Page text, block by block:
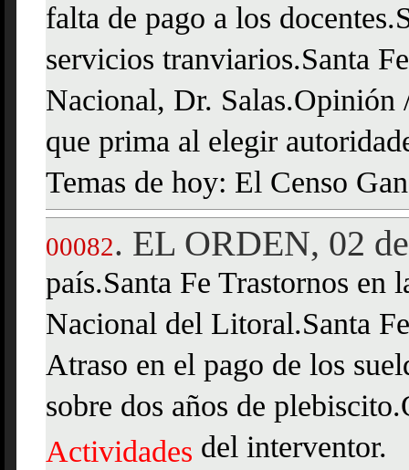
falta de pago a los
servicios tranviarios.Santa
Nacional, Dr. Salas.Opinión
que prima al elegir
Temas de hoy: El Censo
00082. EL ORDEN, 02
país.Santa Fe Trastornos
Nacional del Litoral.Santa
Atraso en el pago de los
sobre dos años de
Actividades del interventor.